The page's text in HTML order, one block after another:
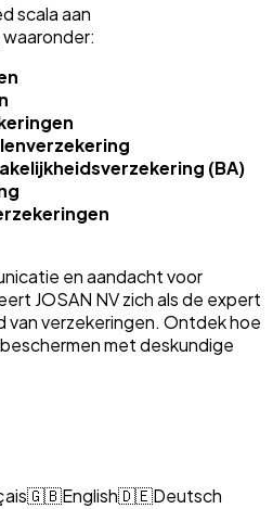
scala aan
(BA)
en aandacht voor
JOSAN NV zich als de expert
van verzekeringen. Ontdek hoe
met deskundige
🇬🇧English🇩🇪Deutsch